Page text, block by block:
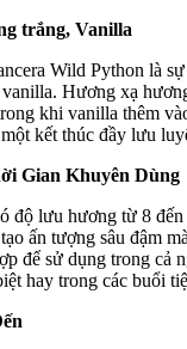
trắng, Vanilla
Wild Python là
Hương xạ
khi vanilla thêm
kết thúc đầy lưu
Gian Khuyên Dùng
độ lưu hương từ 8
ấn tượng sâu đậm
để sử dụng trong cả
hay trong các buổi